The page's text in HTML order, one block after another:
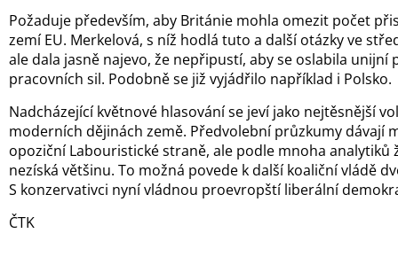
Požaduje především, aby Británie mohla omezit počet
zemí EU. Merkelová, s níž hodlá tuto a další otázky ve
ale dala jasně najevo, že nepřipustí, aby se oslabila
pracovních sil. Podobně se již vyjádřilo například i Polsko.
Nadcházející květnové hlasování se jeví jako nejtěsnější
moderních dějinách země. Předvolební průzkumy dávají
opoziční Labouristické straně, ale podle mnoha analytiků
nezíská většinu. To možná povede k další koaliční vládě
S konzervativci nyní vládnou proevropští liberální
ČTK